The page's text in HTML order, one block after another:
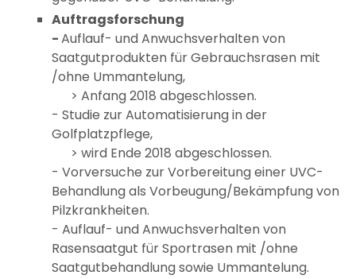
Auftragsforschung
-Auflauf- und Anwuchsverhalten von
Saatgutprodukten für Gebrauchsrasen mit
/ohne Ummantelung,
> Anfang 2018 abgeschlossen.
- Studie zur Automatisierung in der
Golfplatzpflege,
> wird Ende 2018 abgeschlossen.
- Vorversuche zur Vorbereitung einer UVC-
Behandlung als Vorbeugung/Bekämpfung von
Pilzkrankheiten.
- Auflauf- und Anwuchsverhalten von
Rasensaatgut für Sportrasen mit /ohne
Saatgutbehandlung sowie Ummantelung.